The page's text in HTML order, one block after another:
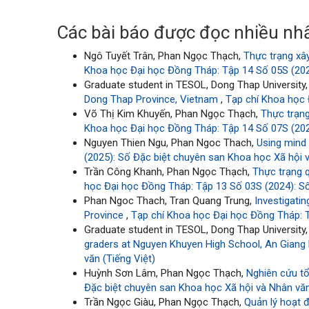
Các bài báo được đọc nhiều
Ngô Tuyết Trân, Phan Ngọc Thạch,Thực trạng
Khoa học Đại học Đồng Tháp: Tập 14 Số 05S
Graduate student in TESOL, Dong Thap
Dong Thap Province, Vietnam,Tạp chí Khoa học
Võ Thị Kim Khuyến, Phan Ngọc Thạch,Thực
Khoa học Đại học Đồng Tháp: Tập 14 Số 07S
Nguyen Thien Ngu, Phan Ngoc Thach,Using
(2025): Số Đặc biệt chuyên san Khoa học Xã hội
Trần Công Khanh, Phan Ngọc Thạch,Thực trạng
học Đại học Đồng Tháp: Tập 13 Số 03S (2024):
Phan Ngoc Thach, Tran Quang Trung,
Province,Tạp chí Khoa học Đại học Đồng Tháp:
Graduate student in TESOL, Dong Thap
graders at Nguyen Khuyen High School, An
văn (Tiếng Việt)
Huỳnh Sơn Lâm, Phan Ngọc Thạch,Nghiên cứu
Đặc biệt chuyên san Khoa học Xã hội và Nhân
Trần Ngọc Giàu, Phan Ngọc Thạch,Quản lý hoạt